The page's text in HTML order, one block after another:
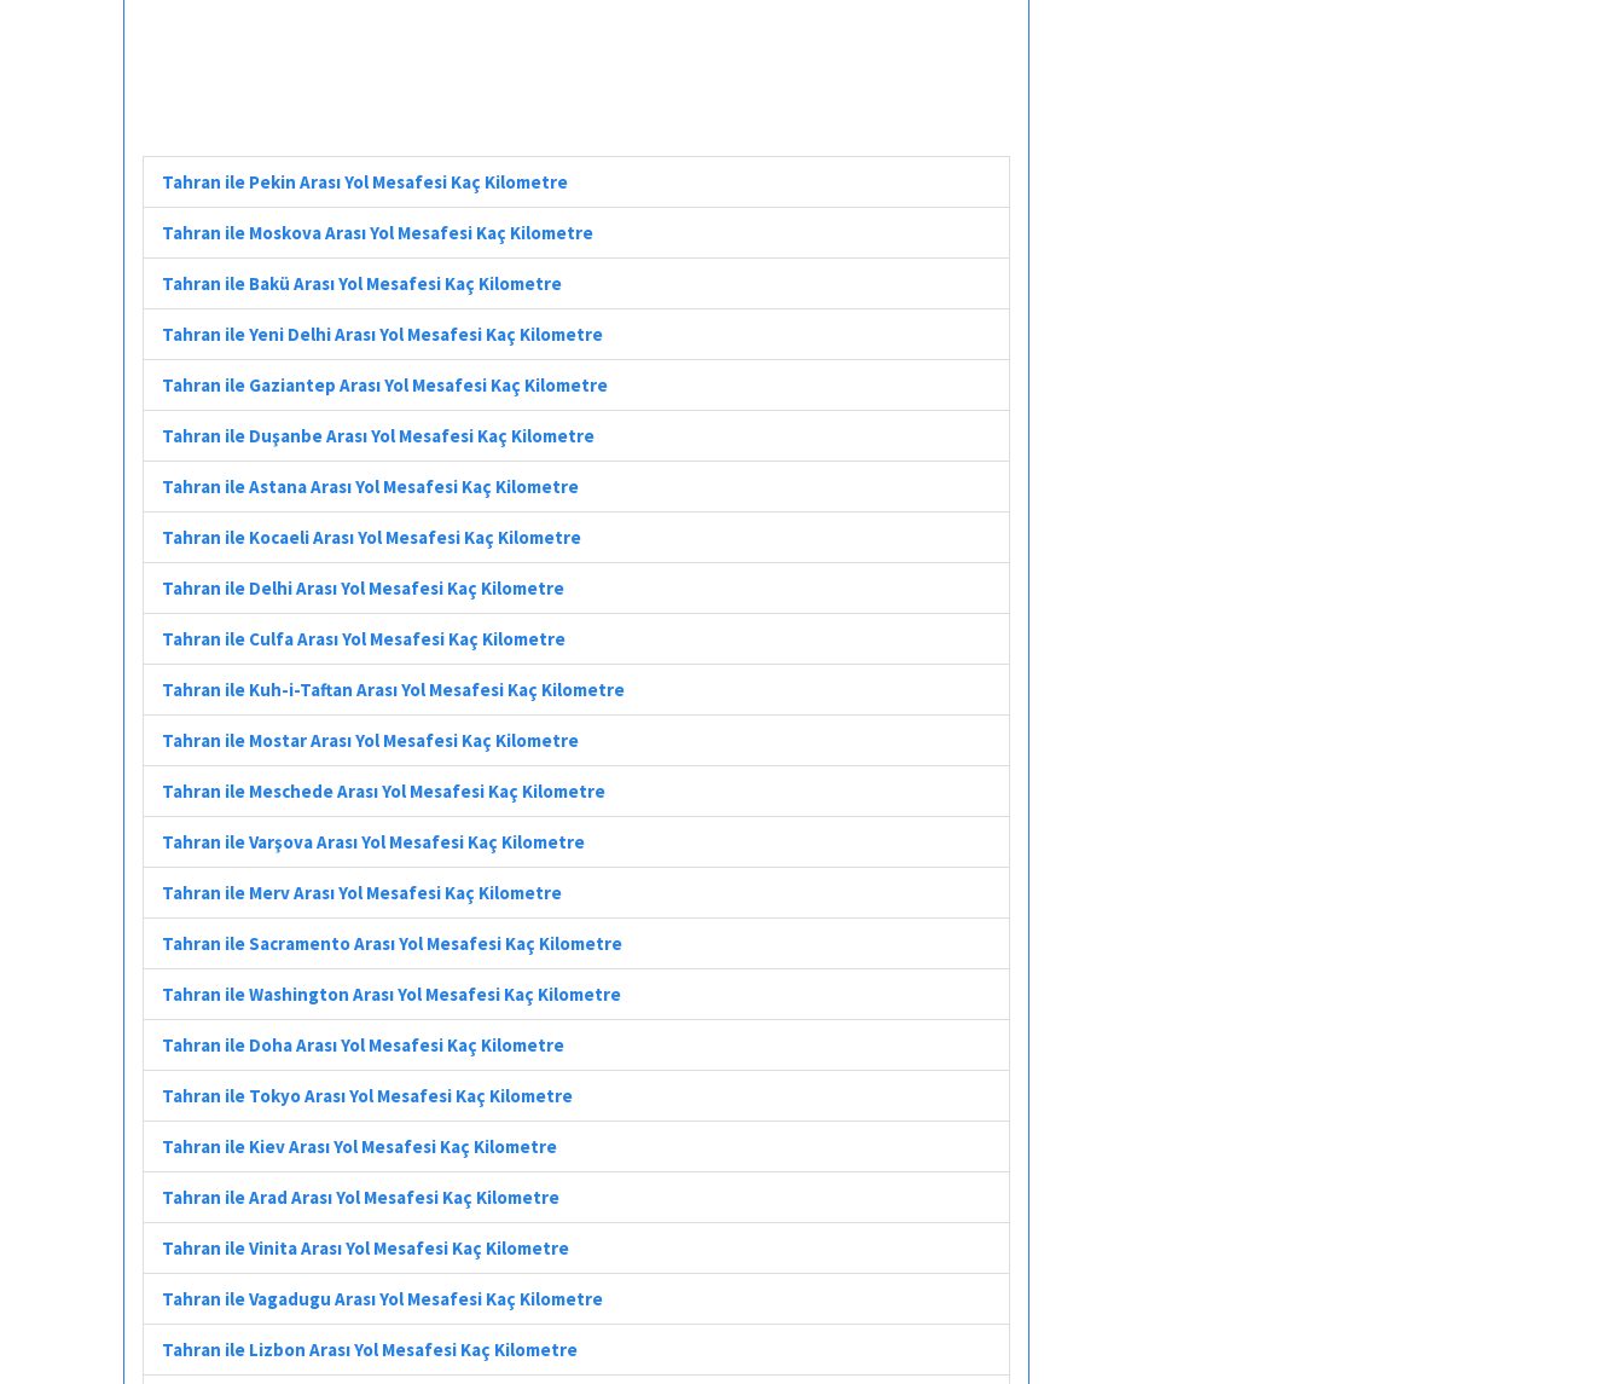
Tahran ile Pekin Arası Yol Mesafesi Kaç Kilometre
Tahran ile Moskova Arası Yol Mesafesi Kaç Kilometre
Tahran ile Bakü Arası Yol Mesafesi Kaç Kilometre
Tahran ile Yeni Delhi Arası Yol Mesafesi Kaç Kilometre
Tahran ile Gaziantep Arası Yol Mesafesi Kaç Kilometre
Tahran ile Duşanbe Arası Yol Mesafesi Kaç Kilometre
Tahran ile Astana Arası Yol Mesafesi Kaç Kilometre
Tahran ile Kocaeli Arası Yol Mesafesi Kaç Kilometre
Tahran ile Delhi Arası Yol Mesafesi Kaç Kilometre
Tahran ile Culfa Arası Yol Mesafesi Kaç Kilometre
Tahran ile Kuh-i-Taftan Arası Yol Mesafesi Kaç Kilometre
Tahran ile Mostar Arası Yol Mesafesi Kaç Kilometre
Tahran ile Meschede Arası Yol Mesafesi Kaç Kilometre
Tahran ile Varşova Arası Yol Mesafesi Kaç Kilometre
Tahran ile Merv Arası Yol Mesafesi Kaç Kilometre
Tahran ile Sacramento Arası Yol Mesafesi Kaç Kilometre
Tahran ile Washington Arası Yol Mesafesi Kaç Kilometre
Tahran ile Doha Arası Yol Mesafesi Kaç Kilometre
Tahran ile Tokyo Arası Yol Mesafesi Kaç Kilometre
Tahran ile Kiev Arası Yol Mesafesi Kaç Kilometre
Tahran ile Arad Arası Yol Mesafesi Kaç Kilometre
Tahran ile Vinita Arası Yol Mesafesi Kaç Kilometre
Tahran ile Vagadugu Arası Yol Mesafesi Kaç Kilometre
Tahran ile Lizbon Arası Yol Mesafesi Kaç Kilometre